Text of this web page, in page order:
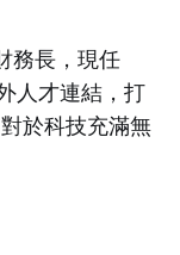
務長，現任
人才連結，打
於科技充滿無